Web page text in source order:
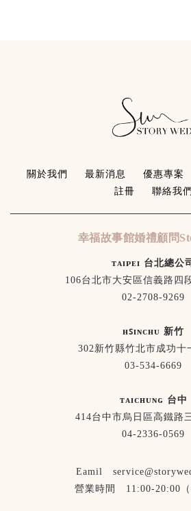
關於我們 最新消息 優惠專案
註冊
聯絡我們
幸福故事館婚禮顧問
ᴛᴀɪᴘᴇɪ 台北總公司
106台北市大安區信義路四
02-2708-9269
ʜꜱɪɴᴄʜᴜ 新竹
302新竹縣竹北市成功十
03-534-6669
ᴛᴀɪᴄʜᴜɴɢ 台中
414台中市烏日區高鐵路
04-2336-0569
Eamil
營業時間 11:00-20:00（